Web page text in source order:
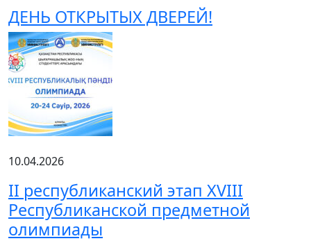
ДЕНЬ ОТКРЫТЫХ ДВЕРЕЙ!
10.04.2026
ІІ республиканский этап XVIII
Республиканской предметной
олимпиады